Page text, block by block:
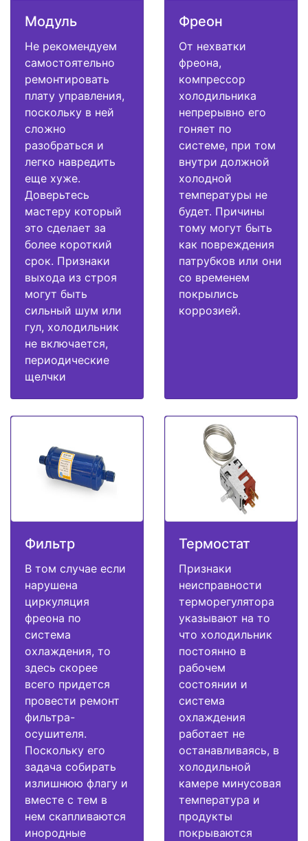
Модуль
Не рекомендуем
самостоятельно
ремонтировать
плату управления,
поскольку в ней
сложно
разобраться и
легко навредить
еще хуже.
Доверьтесь
мастеру который
это сделает за
более короткий
срок. Признаки
выхода из строя
могут быть
сильный шум или
гул, холодильник
не включается,
периодические
щелчки
Фреон
От нехватки
фреона,
компрессор
холодильника
непрерывно его
гоняет по
системе, при том
внутри должной
холодной
температуры не
будет. Причины
тому могут быть
как повреждения
патрубков или они
со временем
покрылись
коррозией.
Фильтр
В том случае если
нарушена
циркуляция
фреона по
система
охлаждения, то
здесь скорее
всего придется
провести ремонт
фильтра-
осушителя.
Поскольку его
задача собирать
излишнюю флагу и
вместе с тем в
нем скапливаются
инородные
Термостат
Признаки
неисправности
терморегулятора
указывают на то
что холодильник
постоянно в
рабочем
состоянии и
система
охлаждения
работает не
останавливаясь, в
холодильной
камере минусовая
температура и
продукты
покрываются